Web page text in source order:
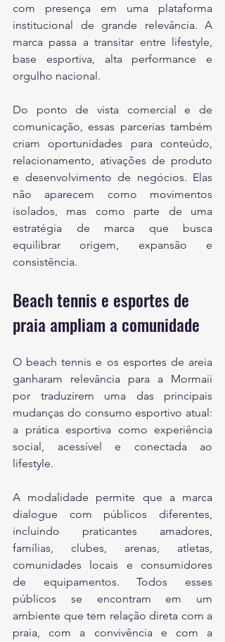
com presença em uma plataforma
institucional de grande relevância. A
marca passa a transitar entre lifestyle,
base esportiva, alta performance e
orgulho nacional.
Do ponto de vista comercial e de
comunicação, essas parcerias também
criam oportunidades para conteúdo,
relacionamento, ativações de produto
e desenvolvimento de negócios. Elas
não aparecem como movimentos
isolados, mas como parte de uma
estratégia de marca que busca
equilibrar origem, expansão e
consistência.
Beach tennis e esportes de
praia ampliam a comunidade
O beach tennis e os esportes de areia
ganharam relevância para a Mormaii
por traduzirem uma das principais
mudanças do consumo esportivo atual:
a prática esportiva como experiência
social, acessível e conectada ao
lifestyle.
A modalidade permite que a marca
dialogue com públicos diferentes,
incluindo praticantes amadores,
famílias, clubes, arenas, atletas,
comunidades locais e consumidores
de equipamentos. Todos esses
públicos se encontram em um
ambiente que tem relação direta com a
praia, com a convivência e com a